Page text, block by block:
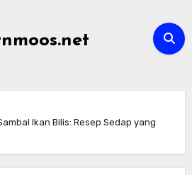
Ikan Bilis: Resep Sedap yang